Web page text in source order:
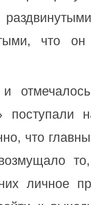
что
поступали
что
личное